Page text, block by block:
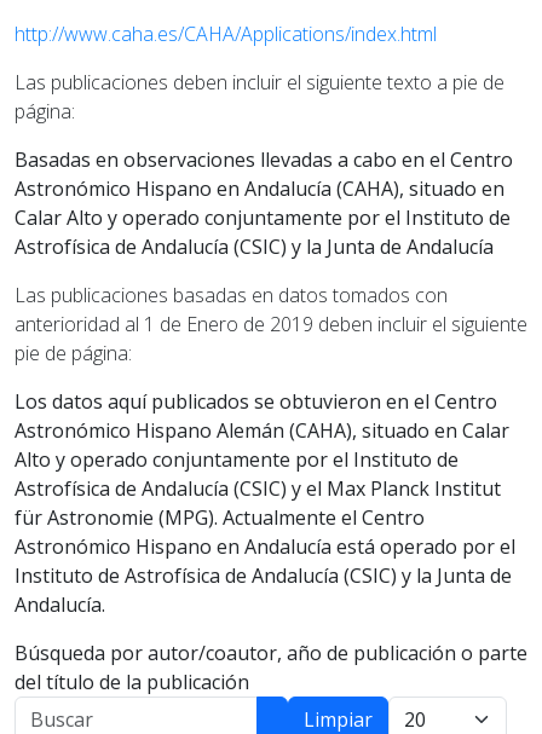
http://www.caha.es/CAHA/Applications/index.html
Las publicaciones deben incluir el siguiente texto a pie de
página:
Basadas en observaciones llevadas a cabo en el Centro
Astronómico Hispano en Andalucía (CAHA), situado en
Calar Alto y operado conjuntamente por el Instituto de
Astrofísica de Andalucía (CSIC) y la Junta de Andalucía
Las publicaciones basadas en datos tomados con
anterioridad al 1 de Enero de 2019 deben incluir el siguiente
pie de página:
Los datos aquí publicados se obtuvieron en el Centro
Astronómico Hispano Alemán (CAHA), situado en Calar
Alto y operado conjuntamente por el Instituto de
Astrofísica de Andalucía (CSIC) y el Max Planck Institut
für Astronomie (MPG). Actualmente el Centro
Astronómico Hispano en Andalucía está operado por el
Instituto de Astrofísica de Andalucía (CSIC) y la Junta de
Andalucía.
Búsqueda por autor/coautor, año de publicación o parte
del título de la publicación
Buscar
Limpiar Mostrar: